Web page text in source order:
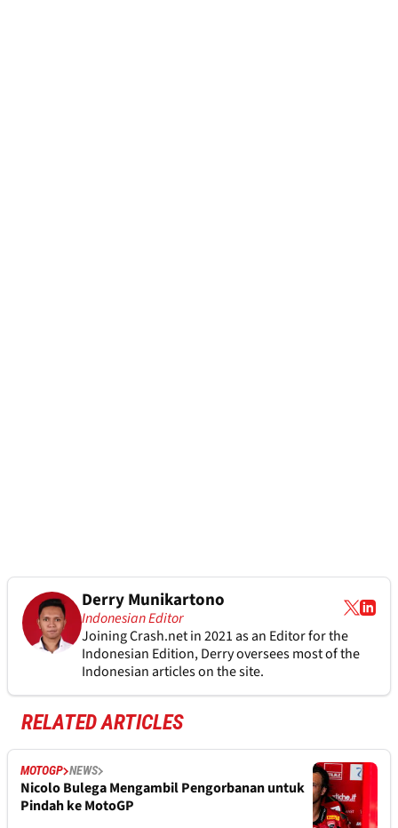
Derry Munikartono
Indonesian Editor
Joining Crash.net in 2021 as an Editor for the
Indonesian Edition, Derry oversees most of the
Indonesian articles on the site.
RELATED ARTICLES
MOTOGP NEWS
Nicolo Bulega Mengambil Pengorbanan untuk
Pindah ke MotoGP